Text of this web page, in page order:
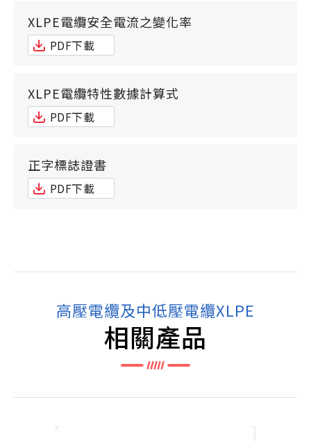
XLPE電纜安全電流之變化率
PDF下載
XLPE電纜特性數據計算式
PDF下載
正字標誌證書
PDF下載
高壓電纜及中低壓電纜XLPE
相關產品